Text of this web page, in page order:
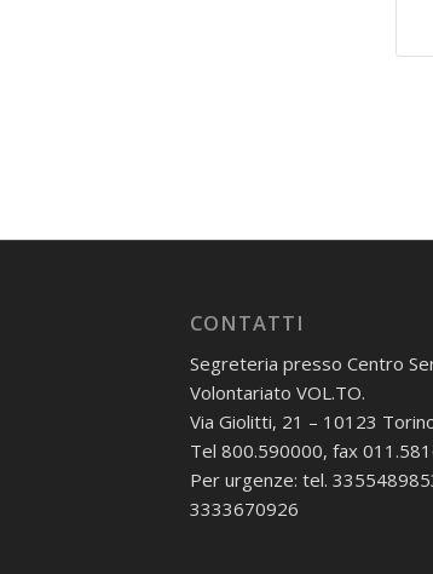
CONTATTI
Segreteria presso Centro
Volontariato VOL.TO.
Via Giolitti, 21 – 10123
Tel 800.590000, fax
Per urgenze: tel.
3333670926